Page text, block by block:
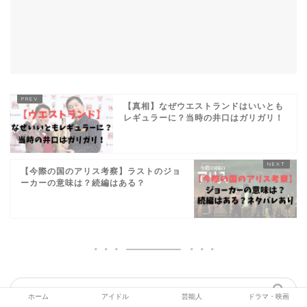
【真相】なぜウエストランドはいいとも
レギュラーに？当時の井口はガリガリ！
【今際の国のアリス考察】ラストのジョ
ーカーの意味は？続編はある？
ホーム アイドル 芸能人 ドラマ・映画